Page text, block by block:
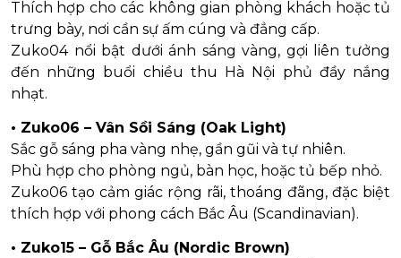
Thích hợp cho các không gian phòng khách hoặc tủ
trưng bày, nơi cần sự ấm cúng và đẳng cấp.
Zuko04 nổi bật dưới ánh sáng vàng, gợi liên tưởng
đến những buổi chiều thu Hà Nội phủ đầy nắng
nhạt.
• Zuko06 – Vân Sồi Sáng (Oak Light)
Sắc gỗ sáng pha vàng nhẹ, gần gũi và tự nhiên.
Phù hợp cho phòng ngủ, bàn học, hoặc tủ bếp nhỏ.
Zuko06 tạo cảm giác rộng rãi, thoáng đãng, đặc biệt
thích hợp với phong cách Bắc Âu (Scandinavian).
• Zuko15 – Gỗ Bắc Âu (Nordic Brown)